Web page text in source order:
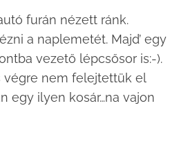
furán nézett ránk.
a naplemetét. Majd’ egy
vezető lépcsősor is:-).
végre nem felejtettük el
egy ilyen kosár…na vajon